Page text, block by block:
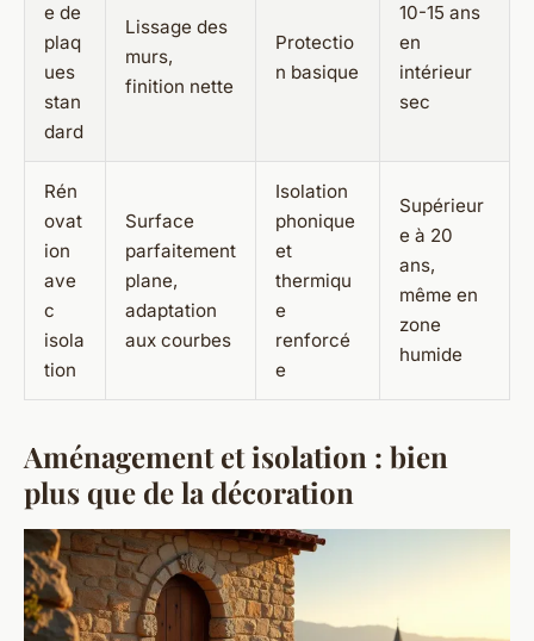
e de
plaq
ues
stan
dard
Lissage des
murs,
finition nette
Protectio
n basique
10-15 ans
en
intérieur
sec
Rén
ovat
ion
ave
c
isola
tion
Surface
parfaitement
plane,
adaptation
aux courbes
Isolation
phonique
et
thermiqu
e
renforcé
e
Supérieur
e à 20
ans,
même en
zone
humide
Aménagement et isolation : bien
plus que de la décoration